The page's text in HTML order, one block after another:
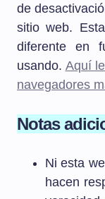
de
sitio web.
diferente en
usando. Aquí
navegadores
Notas
Ni esta
hacen